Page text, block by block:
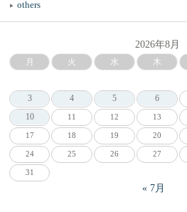
others
2026年8月
月 火 水 木
3
4 5 6
10
11 12 13
17 18 19 20
24 25 26 27
31
« 7月